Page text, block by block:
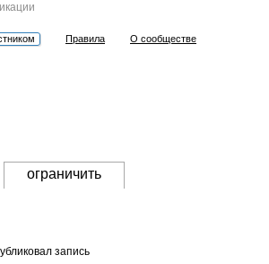
Правила О сообществе
ограничить
запись